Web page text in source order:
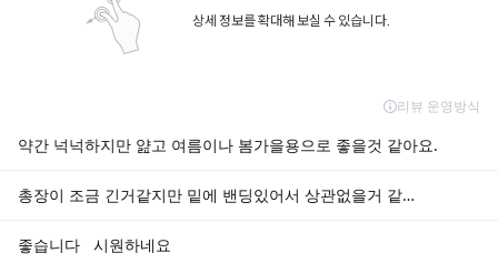
상세 정보를 확대해 보실 수 있습니다.